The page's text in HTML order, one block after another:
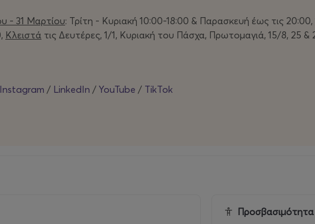
- 31 Μαρτίου: Τρίτη - Κυριακή 10:00-18:00 & Παρασκευή έως τις 20:00,
Κλειστά τις Δευτέρες, 1/1, Κυριακή του Πάσχα, Πρωτομαγιά, 15/8, 25 &
Instagram / LinkedIn / YouTube / TikTok
Προσβασιμότητα